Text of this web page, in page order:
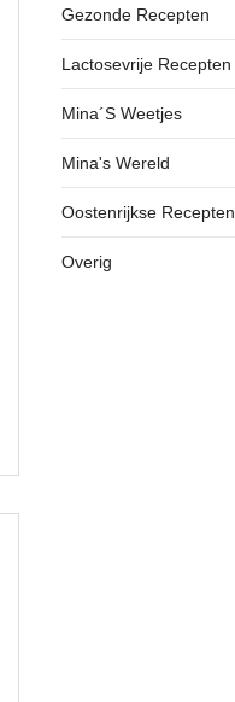
Gezonde Recepten
Lactosevrije Recepten
Mina´s Weetjes
Mina's Wereld
Oostenrijkse Recepten
Overig